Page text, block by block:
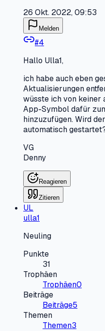
26 Okt. 2022, 09:53
Melden
#4
Hallo Ulla1,
ich habe auch eben
Aktualisierungen
wüsste ich von keiner
App-Symbol dafür
hinzuzufügen. Wird
automatisch
VG
Denny
Reagieren
Zitieren
UL
ulla1
Neuling
Punkte
31
Trophäen
Trophäen0
Beiträge
Beiträge5
Themen
Themen3